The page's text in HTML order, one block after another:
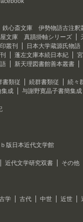
鉄心斎文庫 伊勢物語古注釈
文庫 真蹟掛軸シリーズ
叢刊
日本大学蔵源氏物語
蓬左文庫本続日本紀
新天理図書館善本叢書
書類従 続群書類従
続々
集成
与謝野寛晶子書簡集成
版日本近代文学館
近代文学研究双書
その他
学 古代 中世 近世